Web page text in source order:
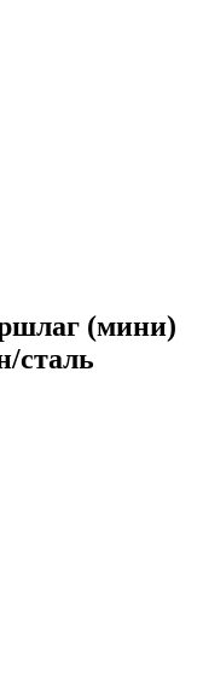
(мини)
сталь